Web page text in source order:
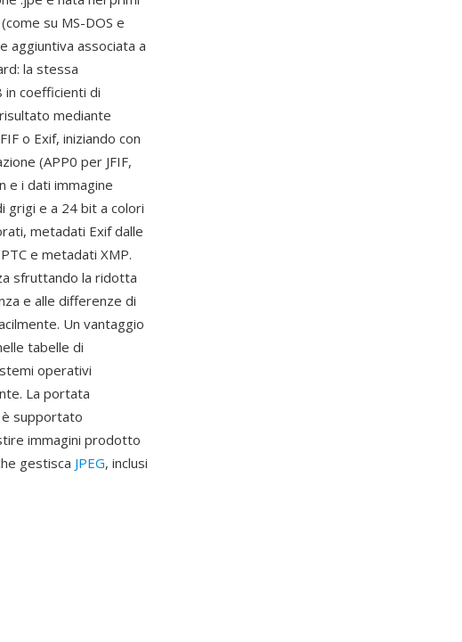
su MS-DOS e
aggiuntiva associata a
la stessa
in coefficienti di
mediante
o Exif, iniziando con
(APP0 per JFIF,
e i dati immagine
grigi e a 24 bit a colori
metadati Exif dalle
e metadati XMP.
sfruttando la ridotta
e alle differenze di
Un vantaggio
tabelle di
operativi
La portata
è supportato
immagini prodotto
gestisca JPEG, inclusi